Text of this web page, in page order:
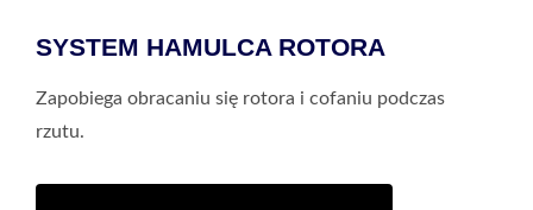
SYSTEM HAMULCA ROTORA
Zapobiega obracaniu się rotora i cofaniu podczas
rzutu.